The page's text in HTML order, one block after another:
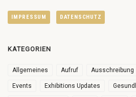
IMPRESSUM DATENSCHUTZ
KATEGORIEN
Allgemeines Aufruf Ausschreibung
Events Exhibitions Updates